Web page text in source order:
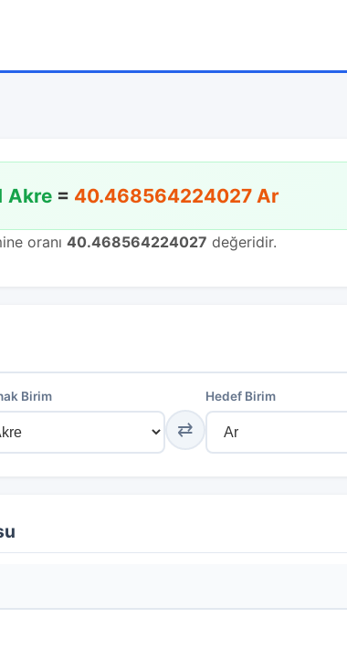
Akre = 40.468564224027 Ar
oranı 40.468564224027 değeridir.
Birim
⇄
Hedef Birim